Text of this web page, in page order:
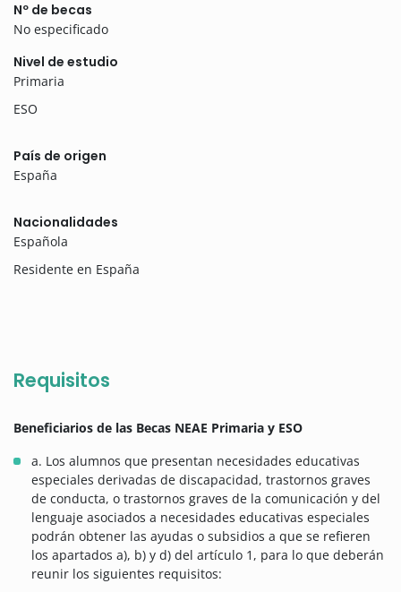
Nº de becas
No especificado
Nivel de estudio
Primaria
ESO
País de origen
España
Nacionalidades
Española
Residente en España
Requisitos
Beneficiarios de las Becas NEAE Primaria y ESO
a. Los alumnos que presentan necesidades educativas
especiales derivadas de discapacidad, trastornos graves
de conducta, o trastornos graves de la comunicación y del
lenguaje asociados a necesidades educativas especiales
podrán obtener las ayudas o subsidios a que se refieren
los apartados a), b) y d) del artículo 1, para lo que deberán
reunir los siguientes requisitos: